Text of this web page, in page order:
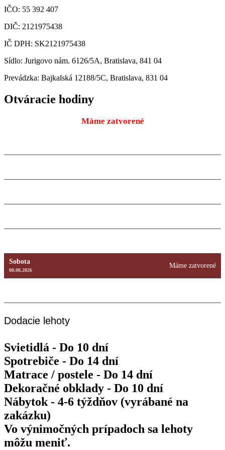
IČO: 55 392 407
DIČ: 2121975438
IČ DPH: SK2121975438
Sídlo: Jurigovo nám. 6126/5A, Bratislava, 841 04
Prevádzka: Bajkalská 12188/5C, Bratislava, 831 04
Otváracie hodiny
Máme zatvorené
Sobota
08.08.2026
Máme zatvorené
Dodacie lehoty
Svietidlá - Do 10 dní
Spotrebiče - Do 14 dní
Matrace / postele - Do 14 dní
Dekoračné obklady - Do 10 dní
Nábytok - 4-6 týždňov (vyrábané na
zakázku)
Vo výnimočných prípadoch sa lehoty
môžu meniť.